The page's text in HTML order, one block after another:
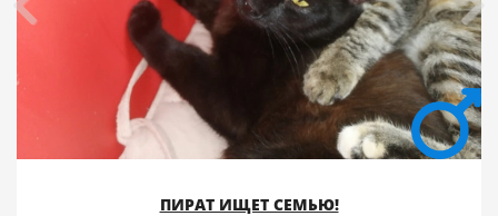
ПИРАТ ИЩЕТ СЕМЬЮ!